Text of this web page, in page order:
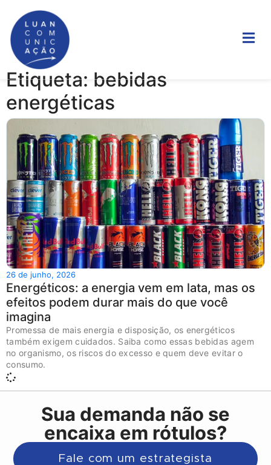
Etiqueta: bebidas
energéticas
26 de junho, 2026
Energéticos: a energia vem em lata, mas os
efeitos podem durar mais do que você
imagina
Promessa de mais energia e disposição, os energéticos
também exigem cuidados. Saiba como essas bebidas agem
no organismo, os riscos do excesso e quem deve evitar o
consumo.
Sua demanda não se
encaixa em rótulos?
Fale com um estrategista